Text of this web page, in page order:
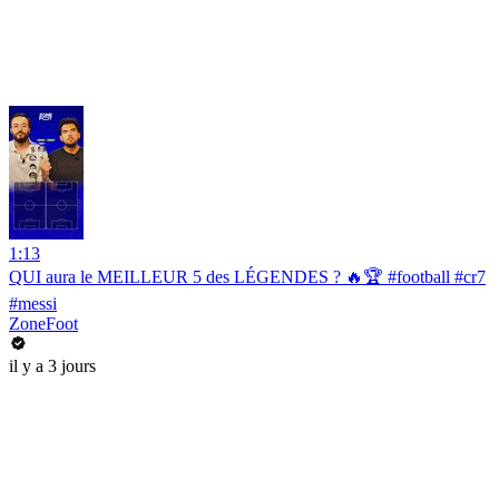
1:13
QUI aura le MEILLEUR 5 des LÉGENDES ? 🔥🏆 #football #cr7
#messi
ZoneFoot
il y a 3 jours